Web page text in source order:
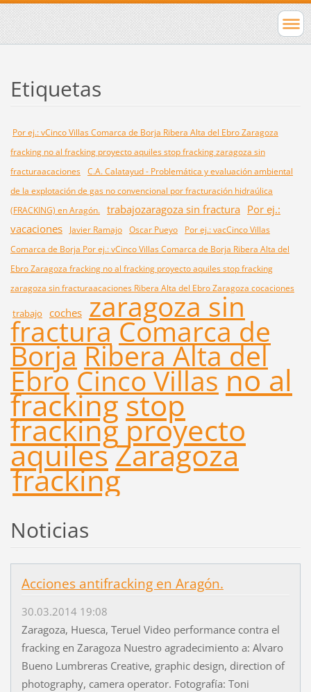
Etiquetas
Por ej.: vCinco Villas Comarca de Borja Ribera Alta del Ebro Zaragoza
fracking no al fracking proyecto aquiles stop fracking zaragoza sin
fracturaacaciones C.A. Calatayud - Problemática y evaluación ambiental
de la explotación de gas no convencional por fracturación hidraúlica
(FRACKING) en Aragón. trabajozaragoza sin fractura Por ej.:
vacaciones
Javier Ramajo Oscar Pueyo
Por ej.: vacCinco Villas
Comarca de Borja Por ej.: vCinco Villas Comarca de Borja Ribera Alta del
Ebro Zaragoza fracking no al fracking proyecto aquiles stop fracking
zaragoza sin fracturaacaciones Ribera Alta del Ebro Zaragoza cocaciones
trabajo coches zaragoza sin
fracturaComarca de
BorjaRibera Alta del
EbroCinco Villasno al
frackingstop
frackingproyecto
aquilesZaragoza
fracking
Noticias
Acciones antifracking en Aragón.
30.03.2014 19:08
Zaragoza, Huesca, Teruel Video performance contra el
fracking en Zaragoza Nuestro agradecimiento a: Alvaro
Bueno Lumbreras Creative, graphic design, direction of
photography, camera operator. Fotografía: Toni